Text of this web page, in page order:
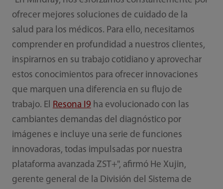
ofrecer mejores soluciones de cuidado de la
salud para los médicos. Para ello, necesitamos
comprender en profundidad a nuestros clientes,
inspirarnos en su trabajo cotidiano y aprovechar
estos conocimientos para ofrecer innovaciones
que marquen una diferencia en su flujo de
trabajo. El
Resona I9 ha evolucionado con las
cambiantes demandas del diagnóstico por
imágenes e incluye una serie de funciones
innovadoras, todas impulsadas por nuestra
plataforma avanzada ZST+", afirmó He Xujin,
gerente general de la División del Sistema de